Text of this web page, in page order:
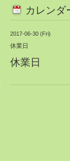
カレンダ
2017-06-30 (Fri)
休業日
休業日